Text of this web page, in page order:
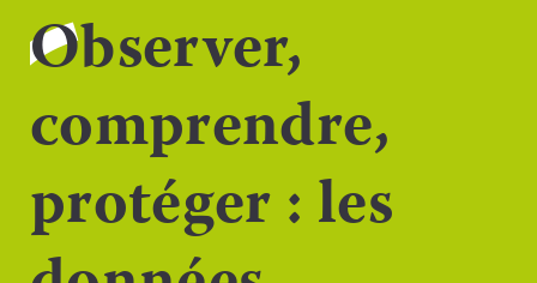
Observer,
comprendre,
protéger : les